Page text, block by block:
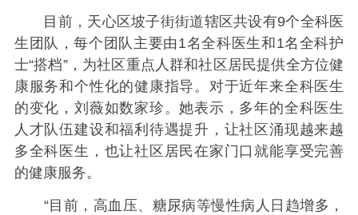
目前，天心区坡子街街道辖区共设有9个全科医
生团队，每个团队主要由1名全科医生和1名全科护
士“搭档”，为社区重点人群和社区居民提供全方位健
康服务和个性化的健康指导。对于近年来全科医生
的变化，刘薇如数家珍。她表示，多年的全科医生
人才队伍建设和福利待遇提升，让社区涌现越来越
多全科医生，也让社区居民在家门口就能享受完善
的健康服务。
“目前，高血压、糖尿病等慢性病人日趋增多，